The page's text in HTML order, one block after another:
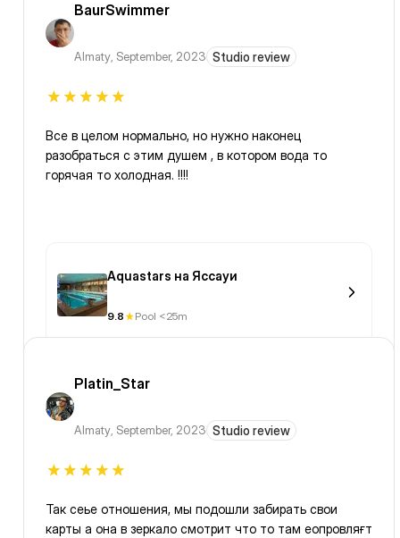
BaurSwimmer
Almaty, September, 2023 Studio review
Все в целом нормально, но нужно наконец
разобраться с этим душем , в котором вода то
горячая то холодная. !!!!
Aquastars на Яссауи
9.8 Pool <25m
Platin_Star
Almaty, September, 2023 Studio review
Так сеье отношения, мы подошли забирать свои
карты а она в зеркало смотрит что то там еопровляғт